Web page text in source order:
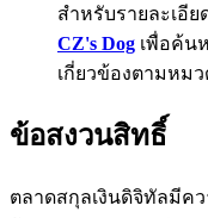
BTC New User
BTC Flexible
สำหรับรายละเอีย
CZ's Dog เพื่อค้น
เกี่ยวข้องตามหม
ข้อสงวนสิทธิ์
ตลาดสกุลเงินดิจิทัลมีค